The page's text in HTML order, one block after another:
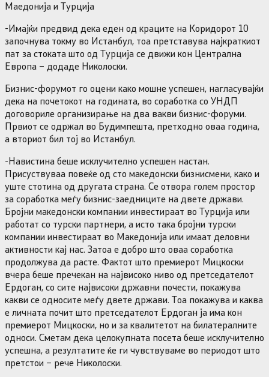
Маедонија и Турција
-Имајќи предвид дека еден од краците на Коридорот 10
започнува токму во Истанбул, тоа претставува најкраткиот
пат за стоката што од Турција се движи кон Централна
Европа – додаде Николоски.
Бизнис-форумот го оцени како мошне успешен, нагласувајќи
дека на почетокот на годината, во соработка со УНДП
договориле организирање на два вакви бизнис-форуми.
Првиот се одржал во Будимпешта, претходно оваа година,
а вториот бил тој во Истанбул.
-Навистина беше исклучително успешен настан.
Присуствуваа повеќе од сто македонски бизнисмени, како и
уште стотина од другата страна. Се отвора голем простор
за соработка меѓу бизнис-заедниците на двете држави.
Бројни македонски компании инвестираат во Турција или
работат со турски партнери, а исто така бројни турски
компании инвестираат во Македонија или имаат деловни
активности кај нас. Затоа е добро што оваа соработка
продолжува да расте. Фактот што премиерот Мицкоски
вчера беше пречекан на највисоко ниво од претседателот
Ердоган, со сите највисоки државни почести, покажува
какви се односите меѓу двете држави. Тоа покажува и каква
е личната почит што претседателот Ердоган ја има кон
премиерот Мицкоски, но и за квалитетот на билатералните
односи. Сметам дека целокупната посета беше исклучително
успешна, а резултатите ќе ги чувствуваме во периодот што
претстои – рече Николоски.